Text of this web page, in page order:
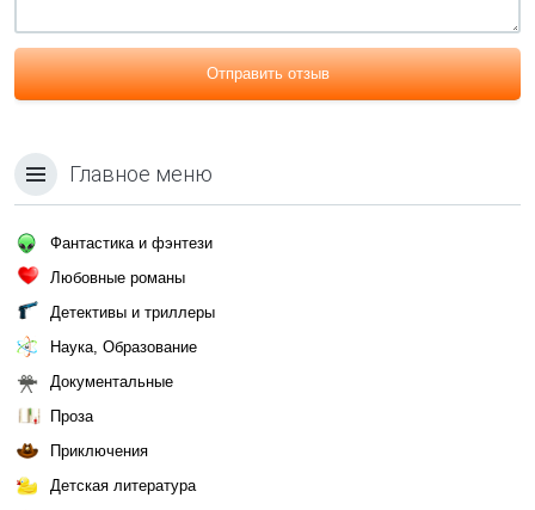
Отправить отзыв
Главное меню
Фантастика и фэнтези
Любовные романы
Детективы и триллеры
Наука, Образование
Документальные
Проза
Приключения
Детская литература